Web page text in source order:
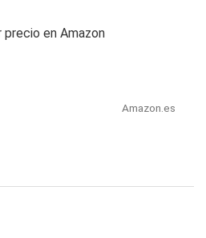
precio en Amazon
Amazon.es